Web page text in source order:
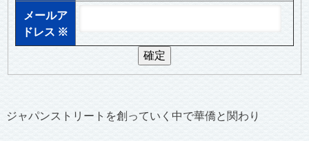
メールア
ドレス ※
ジャパンストリートを創っていく中で華僑と関わり